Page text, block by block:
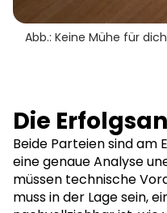
Abb.: Keine Mühe für
Die
Beide Parteien sind
eine genaue Analyse
müssen technische
muss in der Lage sein,